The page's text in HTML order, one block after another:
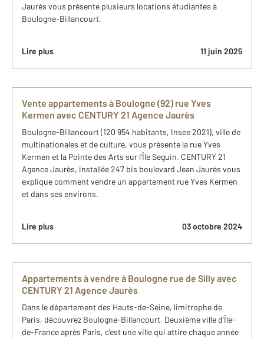
Jaurès vous présente plusieurs locations étudiantes à
Boulogne-Billancourt.
Lire plus 11 juin 2025
Vente appartements à Boulogne (92) rue Yves
Kermen avec CENTURY 21 Agence Jaurès
Boulogne-Billancourt (120 954 habitants, Insee 2021), ville de
multinationales et de culture, vous présente la rue Yves
Kermen et la Pointe des Arts sur l’Île Seguin. CENTURY 21
Agence Jaurès, installée 247 bis boulevard Jean Jaurès vous
explique comment vendre un appartement rue Yves Kermen
et dans ses environs.
Lire plus 03 octobre 2024
Appartements à vendre à Boulogne rue de Silly avec
CENTURY 21 Agence Jaurès
Dans le département des Hauts-de-Seine, limitrophe de
Paris, découvrez Boulogne-Billancourt. Deuxième ville d’Île-
de-France après Paris, c’est une ville qui attire chaque année